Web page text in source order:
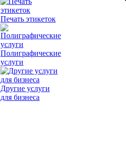
Печать этикеток
Полиграфические
услуги
Другие услуги
для бизнеса